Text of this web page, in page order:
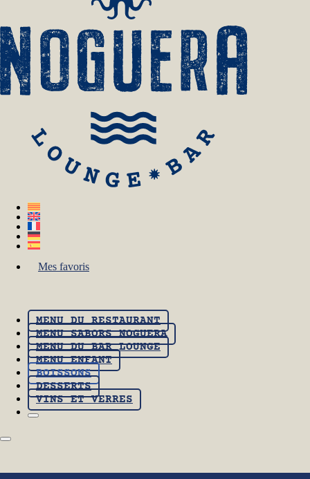
Mes favoris
MENU DU RESTAURANT
MENU SABORS NOGUERA
MENU DU BAR LOUNGE
MENU ENFANT
BOISSONS
DESSERTS
VINS ET VERRES